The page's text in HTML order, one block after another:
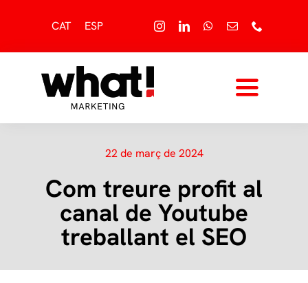
CAT ESP
Toggle
Sobre nosaltres,
Serveis,
22 de març de 2024
Com treure profit al
canal de Youtube
treballant el SEO